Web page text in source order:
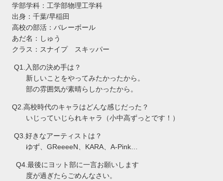
学部学科：工学部物理工学科
出身：千葉/早稲田
高校の部活：バレーボール
あだ名：しゅう
クラス：スナイプ スキッパー
Q1. 入部の決め手は？
新しいことをやってみたかったから。
部の雰囲気が素晴らしかったから。
Q2. 高校時代のキャラはどんな感じだった？
いじっていじられキャラ（小中高ずっとです！）
Q3. 好きなアーティストは？
ゆず、 GReeeeN、 KARA、 A-Pink…
Q4. 最後にヨット部に一言お願いします
度が過ぎたらごめんなさい。